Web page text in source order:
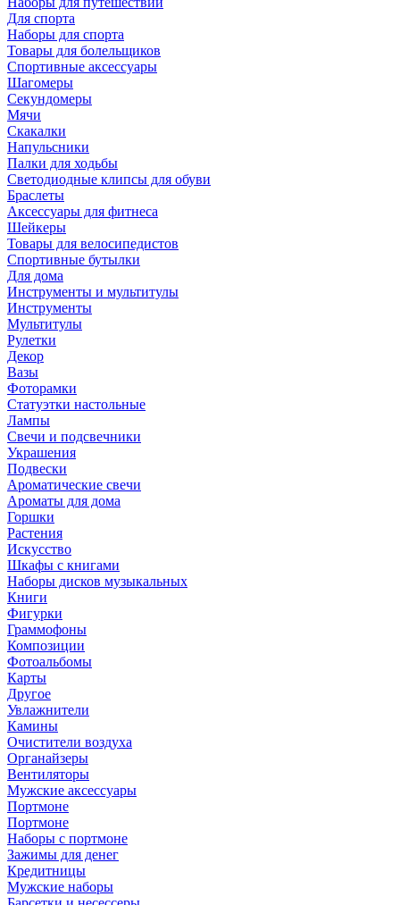
Для спорта
Наборы для спорта
Товары для болельщиков
Спортивные аксессуары
Шагомеры
Секундомеры
Мячи
Скакалки
Напульсники
Палки для ходьбы
Светодиодные клипсы для обуви
Браслеты
Аксессуары для фитнеса
Шейкеры
Товары для велосипедистов
Спортивные бутылки
Для дома
Инструменты и мультитулы
Инструменты
Мультитулы
Рулетки
Декор
Вазы
Фоторамки
Статуэтки настольные
Лампы
Свечи и подсвечники
Украшения
Подвески
Ароматические свечи
Ароматы для дома
Горшки
Растения
Искусство
Шкафы с книгами
Наборы дисков музыкальных
Книги
Фигурки
Граммофоны
Композиции
Фотоальбомы
Карты
Другое
Увлажнители
Камины
Очистители воздуха
Органайзеры
Вентиляторы
Мужские аксессуары
Портмоне
Портмоне
Наборы с портмоне
Зажимы для денег
Кредитницы
Мужские наборы